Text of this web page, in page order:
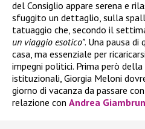
del Consiglio appare serena e
sfuggito un dettaglio, sulla
tatuaggio che, secondo il
un viaggio esotico”. Una pausa
casa, ma essenziale per
impegni politici. Prima però della
istituzionali, Giorgia Meloni
giorno di vacanza da passare
relazione con Andrea